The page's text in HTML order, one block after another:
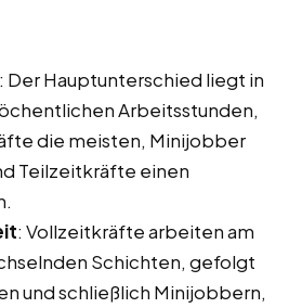
: Der Hauptunterschied liegt in
Arbeitsstunden,
die meisten, Minijobber
Teilzeitkräfte einen
: Vollzeitkräfte arbeiten am
Schichten, gefolgt
und schließlich Minijobbern,